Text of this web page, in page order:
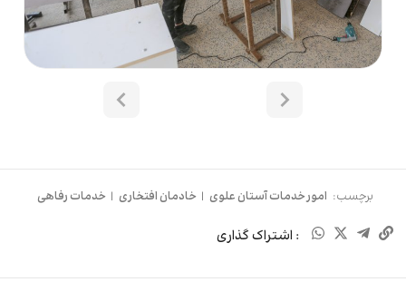
برچسب: امور خدمات آستان علوی | خادمان افتخاری | خدمات رفاهی
: اشتراک گذاری